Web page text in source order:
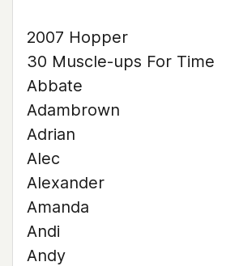
2007 Hopper
30 Muscle-ups For Time
Abbate
Adambrown
Adrian
Alec
Alexander
Amanda
Andi
Andy